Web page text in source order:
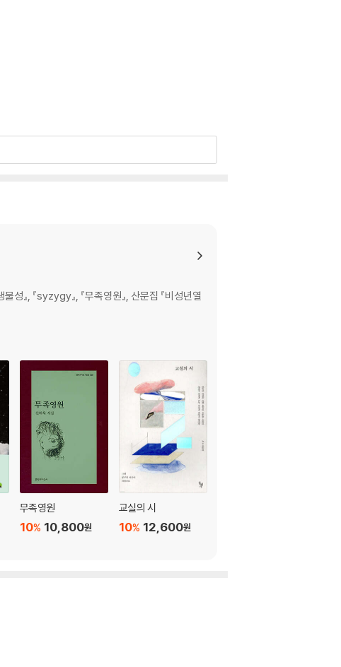
』, 『syzygy』, 『무족영원』, 산문집 『비성년열
무족영원
10,800원
10%
교실의 시
12,600원
10%